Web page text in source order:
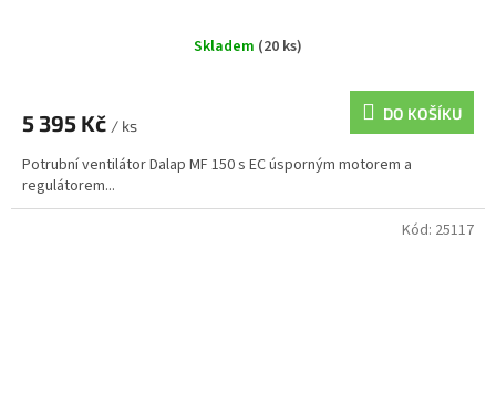
Skladem (20 ks)
5 395 Kč / ks
DO KOŠÍKU
Potrubní ventilátor Dalap MF 150 s EC úsporným motorem a
regulátorem...
Kód: 25117